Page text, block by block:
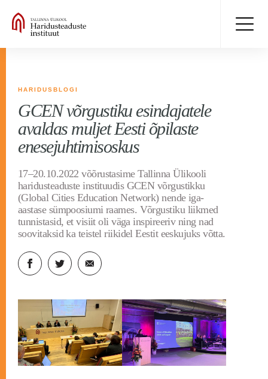
HARIDUSBLOGI
GCEN võrgustiku esindajatele
avaldas muljet Eesti õpilaste
enesejuhtimisoskus
17–20.10.2022 võõrustasime Tallinna Ülikooli
haridusteaduste instituudis GCEN võrgustikku
(Global Cities Education Network) nende iga-
aastase sümpoosiumi raames. Võrgustiku liikmed
tunnistasid, et visiit oli väga inspireeriv ning nad
soovitaksid ka teistel riikidel Eestit eeskujuks võtta.